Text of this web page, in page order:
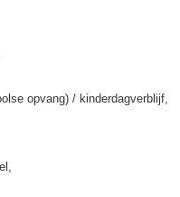
opvang) / kinderdagverblijf,